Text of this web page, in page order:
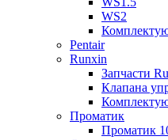
WS2
Pentair
Runxin
Запчасти
Клапана
Проматик
Проматик